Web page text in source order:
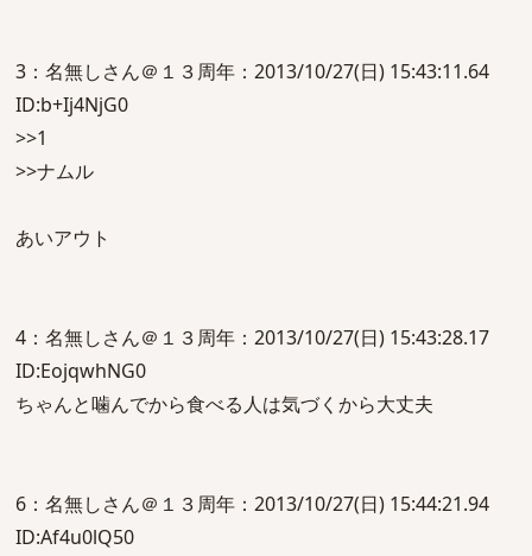
3：名無しさん＠１３周年：2013/10/27(日) 15:43:11.64
ID:b+Ij4NjG0
>>1
>>ナムル
あいアウト
4：名無しさん＠１３周年：2013/10/27(日) 15:43:28.17
ID:EojqwhNG0
ちゃんと噛んでから食べる人は気づくから大丈夫
6：名無しさん＠１３周年：2013/10/27(日) 15:44:21.94
ID:Af4u0lQ50